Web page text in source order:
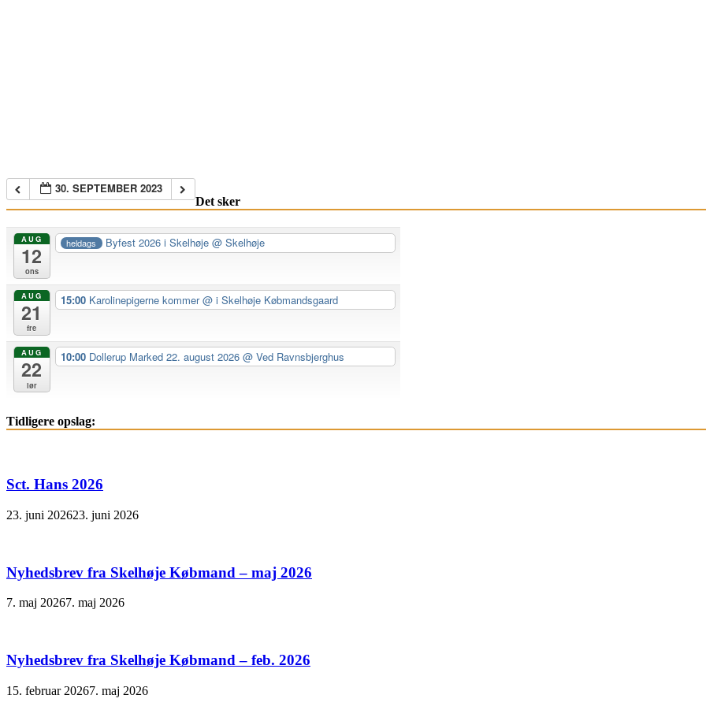
30. SEPTEMBER 2023
Det sker
AUG
12
ons
heldags Byfest 2026 i Skelhøje@ Skelhøje
AUG
21
fre
15:00 Karolinepigerne kommer@ i Skelhøje Købmandsgaard
AUG
22
lør
10:00 Dollerup Marked 22. august 2026 @ Ved Ravnsbjerghus
Tidligere opslag:
Sct. Hans 2026
23. juni 202623. juni 2026
Nyhedsbrev fra Skelhøje Købmand – maj 2026
7. maj 20267. maj 2026
Nyhedsbrev fra Skelhøje Købmand – feb. 2026
15. februar 20267. maj 2026